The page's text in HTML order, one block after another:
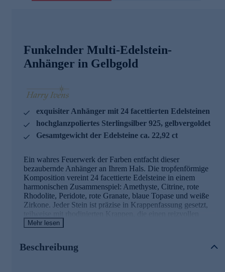
Funkelnder Multi-Edelstein-
Anhänger in Gelbgold
exquisiter Anhänger mit 24 facettierten Edelsteinen
hochglanzpoliertes Sterlingsilber 925, gelbvergoldet
Gesamtgewicht der Edelsteine ca. 22,92 ct
Ein wahres Feuerwerk der Farben entfacht dieser
bezaubernde Anhänger an Ihrem Hals. Die tropfenförmige
Komposition vereint 24 facettierte Edelsteine in einem
harmonischen Zusammenspiel: Amethyste, Citrine, rote
Rhodolite, Peridote, rote Granate, blaue Topase und weiße
Zirkone. Jeder Stein ist präzise in Krappenfassung gesetzt,
teilweise mit rhodinierten Krappen, die einen reizvollen
Kontrast zum gelbvergoldeten Sterlingsilber 925 bilden. Die
Lieblingskette. Mit einer Länge von ca. 6,87 cm und einer
Mehr lesen
Beschreibung